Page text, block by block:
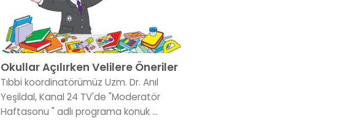
Okullar Açılırken Velilere Öneriler
Tıbbi koordinatörümüz Uzm. Dr. Anıl
Yeşildal, Kanal 24 TV'de "Moderatör
Haftasonu " adlı programa konuk ...